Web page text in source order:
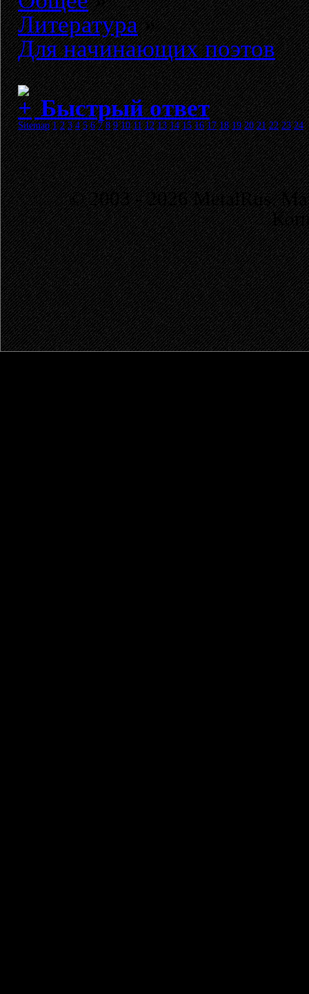
Литература»
Для начинающих поэтов
Быстрый ответ
Sitemap 1 2 3 4 5 6 7 8 9 10 11 12 13 14 15 16 17 18 19 20 21 22 23 24
© 2003 - 2026 MetalRus.